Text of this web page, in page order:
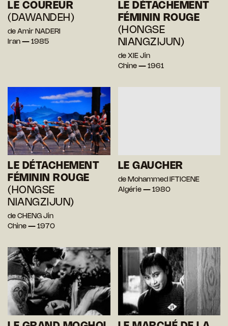
LE COUREUR
(DAWANDEH)
de Amir NADERI
Iran — 1985
LE DÉTACHEMENT
FÉMININ ROUGE
(HONGSE
NIANGZIJUN)
de XIE Jin
Chine — 1961
LE DÉTACHEMENT
FÉMININ ROUGE
(HONGSE
NIANGZIJUN)
de CHENG Jin
Chine — 1970
LE GAUCHER
de Mohammed IFTICENE
Algérie — 1980